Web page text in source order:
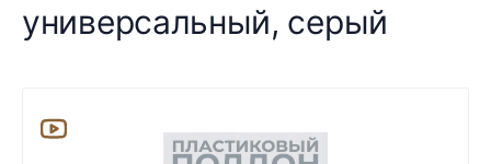
универсальный, серый